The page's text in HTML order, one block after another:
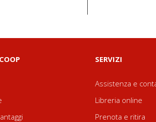
SERVIZI
Assistenza e
Libreria online
Prenota e ritira